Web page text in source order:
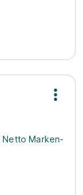
Netto Marken-